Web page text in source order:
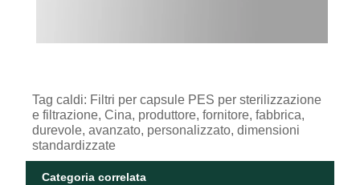
Tag caldi: Filtri per capsule PES per sterilizzazione
e filtrazione, Cina, produttore, fornitore, fabbrica,
durevole, avanzato, personalizzato, dimensioni
standardizzate
Categoria correlata